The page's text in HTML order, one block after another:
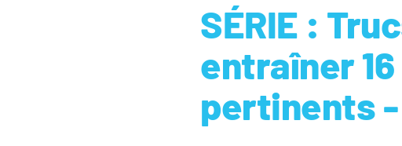
SÉRIE :
entraîner
pertinents -